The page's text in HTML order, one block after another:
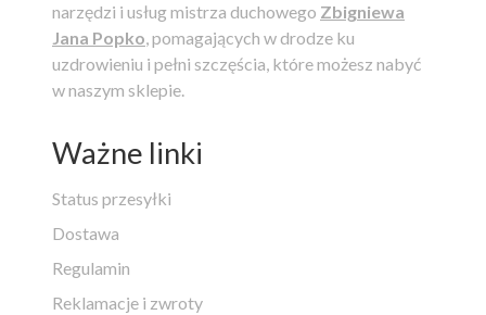
narzędzi i usług mistrza duchowego Zbigniewa
Jana Popko, pomagających w drodze ku
uzdrowieniu i pełni szczęścia, które możesz nabyć
w naszym sklepie.
Ważne linki
Status przesyłki
Dostawa
Regulamin
Reklamacje i zwroty